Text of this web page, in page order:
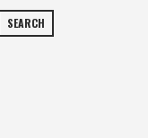
SEARCH